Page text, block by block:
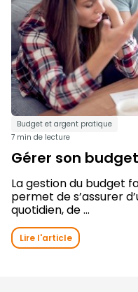
Budget et argent pratique
7 min de lecture
Gérer son
La gestion du budget
permet de s’assurer
quotidien, de ...
Lire l'article